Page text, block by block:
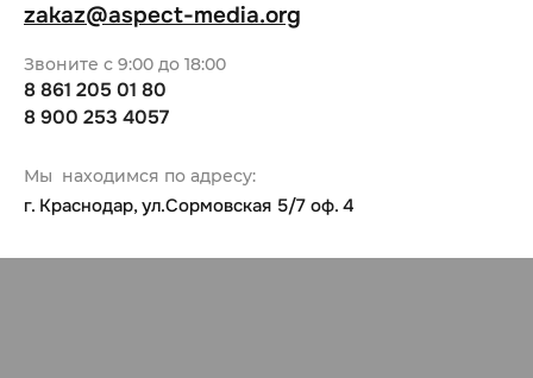
Мы находимся по адресу:
г. Краснодар, ул.Сормовская 5/7 оф. 4
Звоните с 9:00 до 18:00
8 861 205 01 80
8 900 253 4057
zakaz@aspect-media.org